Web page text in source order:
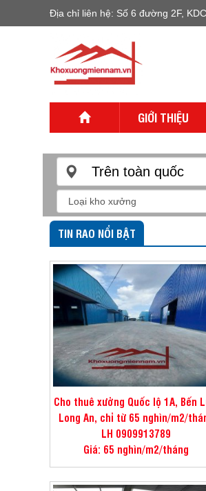
Địa chỉ liên hệ: Số 6 đường 2F,
GIỚI THIỆU
Trên toàn quốc
TIN RAO NỔI BẬT
Cho thuê xưởng Quốc lộ 1A, Bến
Long An, chỉ từ 65 nghìn/m2/
LH 0909913789
Giá: 65 nghìn/m2/tháng